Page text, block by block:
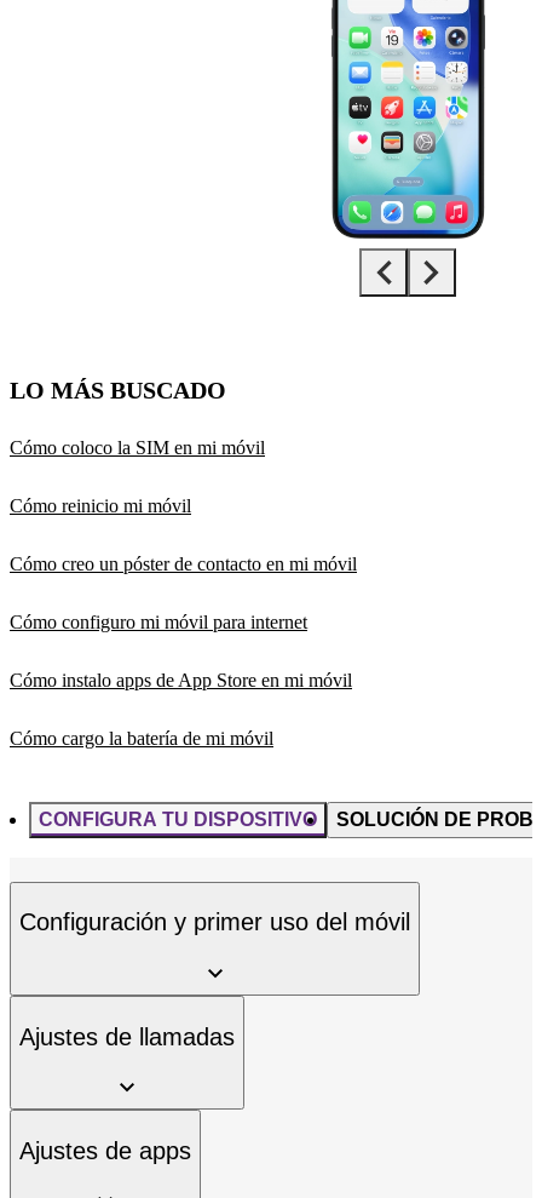
LO MÁS BUSCADO
Cómo coloco la SIM en mi móvil
Cómo reinicio mi móvil
Cómo creo un póster de contacto en mi móvil
Cómo configuro mi móvil para internet
Cómo instalo apps de App Store en mi móvil
Cómo cargo la batería de mi móvil
CONFIGURA TU DISPOSITIVO SOLUCIÓN DE
Configuración y primer uso del móvil
Ajustes de llamadas
Ajustes de apps